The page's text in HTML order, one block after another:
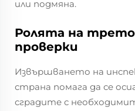
или подмяна.
Ролята на
проверки
Извършването на
страна помага да се
сградите с